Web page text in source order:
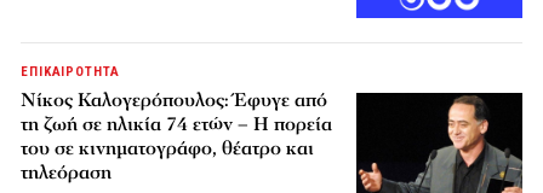
ΕΠΙΚΑΙΡΟΤΗΤΑ
Νίκος Καλογερόπουλος: Έφυγε από
τη ζωή σε ηλικία 74 ετών – Η πορεία
του σε κινηματογράφο, θέατρο και
τηλεόραση